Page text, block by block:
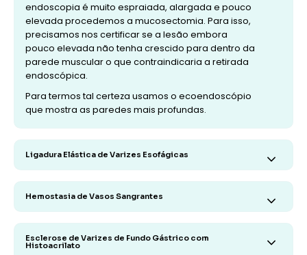
endoscopia é muito espraiada, alargada e pouco
elevada procedemos a mucosectomia. Para isso,
precisamos nos certificar se a lesão embora
pouco elevada não tenha crescido para dentro da
parede muscular o que contraindicaria a retirada
endoscópica.
Para termos tal certeza usamos o ecoendoscópio
que mostra as paredes mais profundas.
Ligadura Elástica de Varizes Esofágicas
Hemostasia de Vasos Sangrantes
Esclerose de Varizes de Fundo Gástrico com
Histoacrilato